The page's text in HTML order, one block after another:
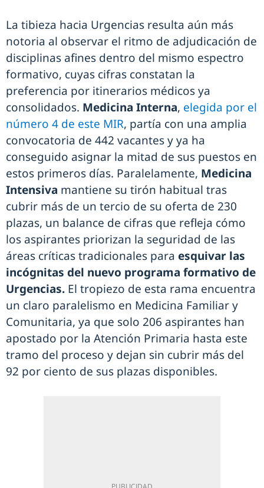
La tibieza hacia Urgencias resulta aún más
notoria al observar el ritmo de adjudicación de
disciplinas afines dentro del mismo espectro
formativo, cuyas cifras constatan la
preferencia por itinerarios médicos ya
consolidados. Medicina Interna, elegida por el
número 4 de este MIR, partía con una amplia
convocatoria de 442 vacantes y ya ha
conseguido asignar la mitad de sus puestos en
estos primeros días. Paralelamente, Medicina
Intensiva mantiene su tirón habitual tras
cubrir más de un tercio de su oferta de 230
plazas, un balance de cifras que refleja cómo
los aspirantes priorizan la seguridad de las
áreas críticas tradicionales para esquivar las
incógnitas del nuevo programa formativo de
Urgencias. El tropiezo de esta rama encuentra
un claro paralelismo en Medicina Familiar y
Comunitaria, ya que solo 206 aspirantes han
apostado por la Atención Primaria hasta este
tramo del proceso y dejan sin cubrir más del
92 por ciento de sus plazas disponibles.